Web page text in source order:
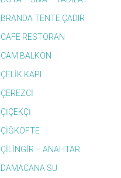
BRANDA TENTE ÇADIR
CAFE RESTORAN
CAM BALKON
ÇELİK KAPI
ÇEREZCİ
ÇİÇEKÇİ
ÇİĞKÖFTE
ÇİLİNGİR – ANAHTAR
DAMACANA SU